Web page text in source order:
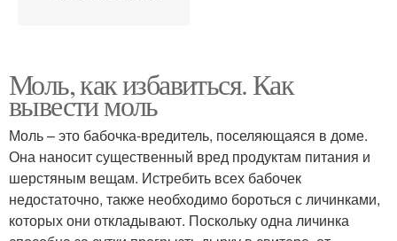
Моль, как избавиться. Как
вывести моль
Моль – это бабочка-вредитель, поселяющаяся в доме.
Она наносит существенный вред продуктам питания и
шерстяным вещам. Истребить всех бабочек
недостаточно, также необходимо бороться с личинками,
которых они откладывают. Поскольку одна личинка